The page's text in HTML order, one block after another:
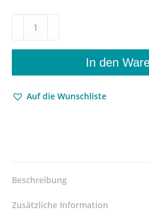
Friedrich
–
in
Wesen
Stimmungen
In den
Auf die Wunschliste
Beschreibung
Zusätzliche Information